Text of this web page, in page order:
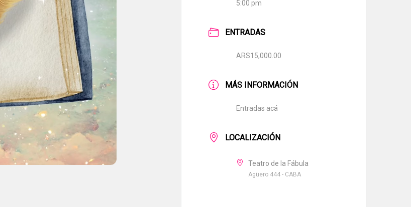
5:00 pm
ENTRADAS
ARS15,000.00
MÁS INFORMACIÓN
Entradas acá
LOCALIZACIÓN
Teatro de la Fábula
Agüero 444 - CABA